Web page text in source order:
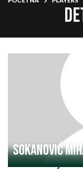
Sokanović